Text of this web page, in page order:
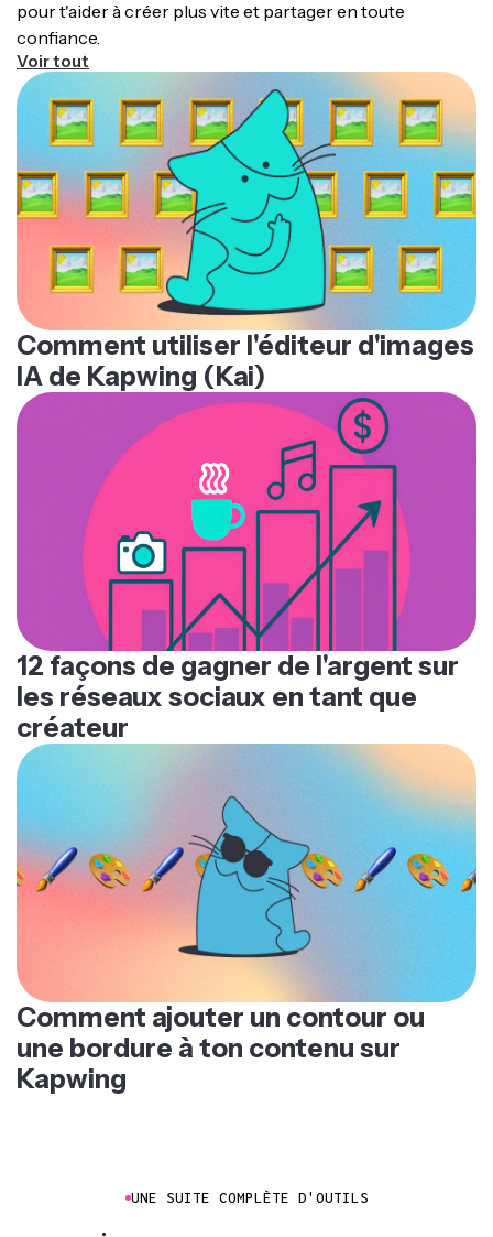
exporter et enregistrer ton image.
pour t'aider à créer plus vite et partager en toute
confiance.
Voir tout
Comment utiliser l'éditeur d'images
IA de Kapwing (Kai)
12 façons de gagner de l'argent sur
les réseaux sociaux en tant que
créateur
Comment ajouter un contour ou
une bordure à ton contenu sur
Kapwing
UNE SUITE COMPLÈTE D'OUTILS